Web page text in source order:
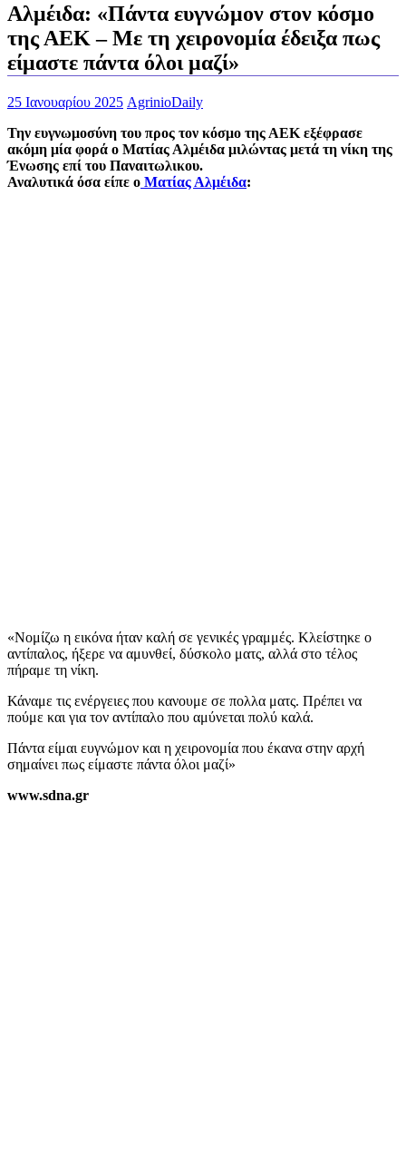
Αλμέιδα: «Πάντα ευγνώμον στον κόσμο
της ΑΕΚ – Με τη χειρονομία έδειξα πως
είμαστε πάντα όλοι μαζί»
25 Ιανουαρίου 2025 AgrinioDaily
Την ευγνωμοσύνη του προς τον κόσμο της ΑΕΚ εξέφρασε
ακόμη μία φορά ο Ματίας Αλμέιδα μιλώντας μετά τη νίκη της
Ένωσης επί του Παναιτωλικου.
Αναλυτικά όσα είπε ο Ματίας Αλμέιδα:
«Νομίζω η εικόνα ήταν καλή σε γενικές γραμμές. Κλείστηκε ο
αντίπαλος, ήξερε να αμυνθεί, δύσκολο ματς, αλλά στο τέλος
πήραμε τη νίκη.
Κάναμε τις ενέργειες που κανουμε σε πολλα ματς. Πρέπει να
πούμε και για τον αντίπαλο που αμύνεται πολύ καλά.
Πάντα είμαι ευγνώμον και η χειρονομία που έκανα στην αρχή
σημαίνει πως είμαστε πάντα όλοι μαζί»
www.sdna.gr